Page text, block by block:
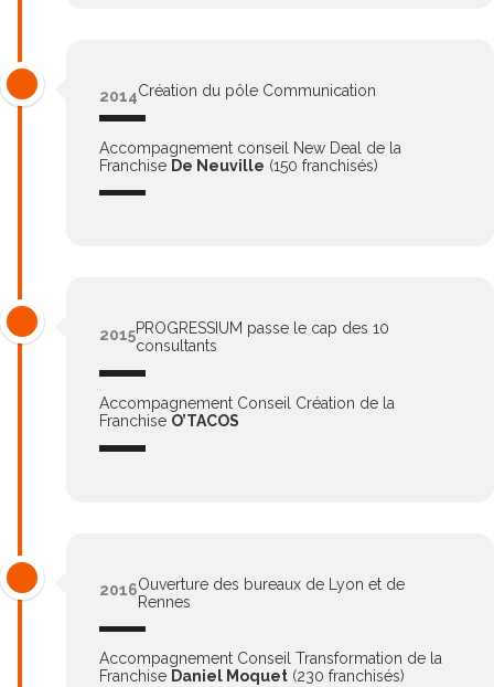
2014Création du pôle Communication
Accompagnement conseil New Deal de la
Franchise De Neuville (150 franchisés)
2015PROGRESSIUM passe le cap des 10
consultants
Accompagnement Conseil Création de la
Franchise O’TACOS
2016Ouverture des bureaux de Lyon et de
Rennes
Accompagnement Conseil Transformation de la
Franchise Daniel Moquet (230 franchisés)